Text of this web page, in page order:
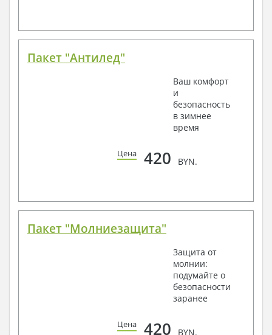
Пакет "Антилед"
Ваш комфорт
и
безопасность
в зимнее
время
Цена 420 BYN.
Пакет "Молниезащита"
Защита от
молнии:
подумайте о
безопасности
заранее
Цена 420 BYN.